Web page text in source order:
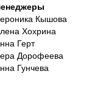
Кышова
Хохрина
Герт
Дорофеева
Гунчева